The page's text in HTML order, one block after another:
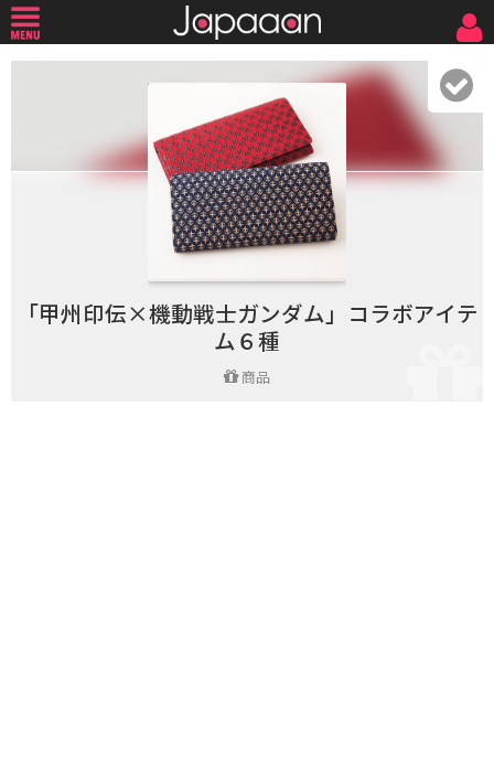
「甲州印伝×機動戦士ガンダム」コラボアイテ
ム６種
商品